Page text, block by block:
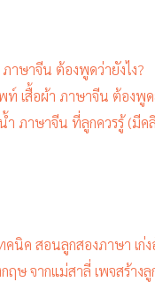
ษาจีน ต้องพูดว่ายังไง?
เสื้อผ้า ภาษาจีน ต้องพูด
ำ ภาษาจีน ที่ลูกควรรู้ (มีค
นิค สอนลูกสองภาษา เก่ง
ฤษ จากแม่สาลี่ เพจสร้าง